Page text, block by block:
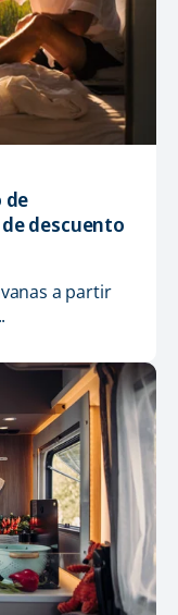
de
descuento
a partir